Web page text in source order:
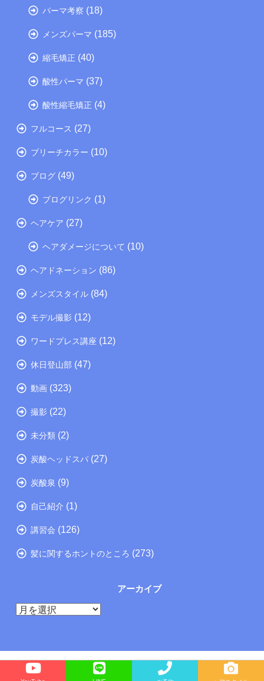
パーマ考察 (18)
メンズパーマ (185)
縮毛矯正 (40)
酸性パーマ (37)
酸性縮毛矯正 (4)
フルコース (27)
ブリーチカラー (10)
ブログ (49)
ブログリンク (1)
ヘアケア (27)
ヘアダメージについて (10)
ヘアドネーション (86)
メンズスタイル (84)
モデル撮影 (12)
ワードプレス講座 (12)
休日登山部 (47)
動画 (323)
撮影 (22)
未分類 (2)
炭酸ヘッドスパ (27)
炭酸泉 (9)
自己紹介 (1)
講習会 (126)
髪に関するホントのところ (273)
アーカイブ
ア
ブ
Copyright©
たつの市の美容院メーカー講師が教えるぺったんこ髪の解決方法ブログ, 2026 All